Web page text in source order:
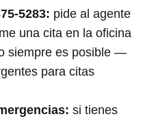
5283: pide al agente
una cita en la oficina
siempre es posible —
para citas
si tienes